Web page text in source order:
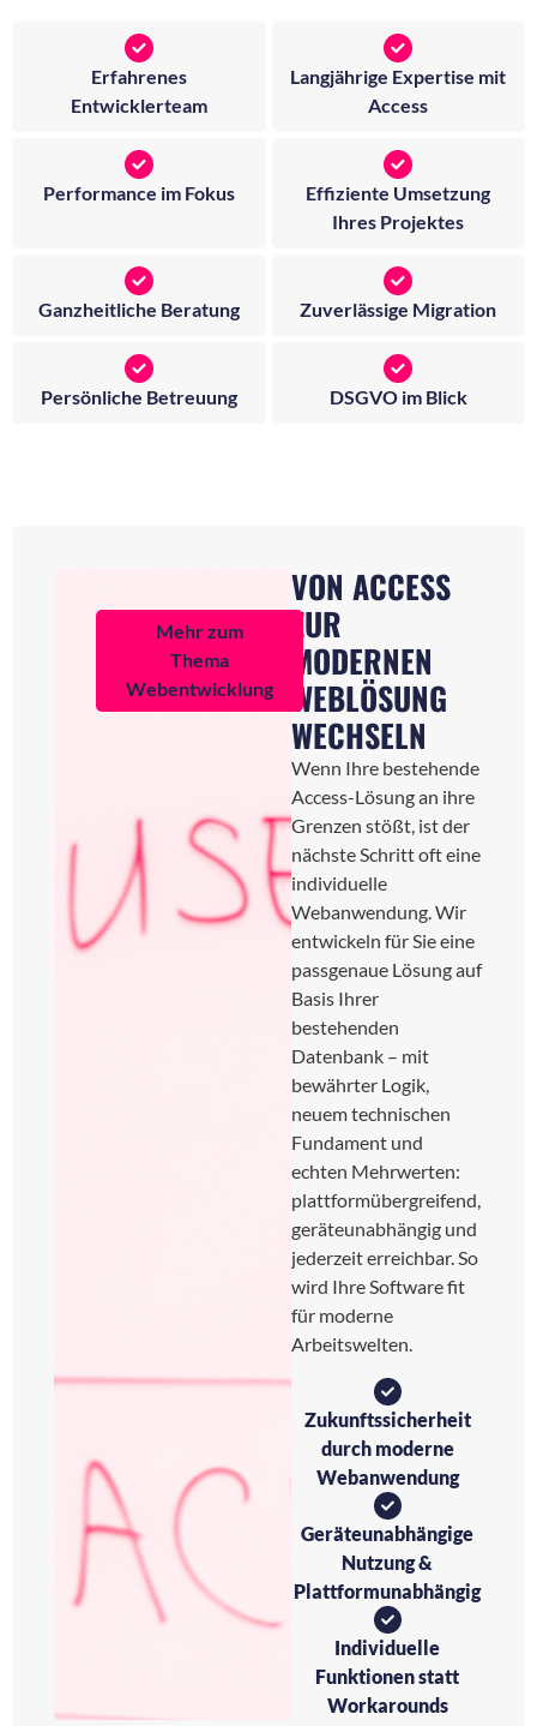
Erfahrenes
Entwicklerteam
Langjährige Expertise mit
Access
Performance im Fokus
Effiziente Umsetzung
Ihres Projektes
Ganzheitliche Beratung Zuverlässige Migration
Persönliche Betreuung DSGVO im Blick
VON ACCESS
ZUR
MODERNEN
WEBLÖSUNG
WECHSELN
Wenn Ihre bestehende
Access-Lösung an ihre
Grenzen stößt, ist der
nächste Schritt oft eine
individuelle
Webanwendung. Wir
entwickeln für Sie eine
passgenaue Lösung auf
Basis Ihrer
bestehenden
Datenbank – mit
bewährter Logik,
neuem technischen
Fundament und
echten Mehrwerten:
plattformübergreifend,
geräteunabhängig und
jederzeit erreichbar. So
wird Ihre Software fit
für moderne
Arbeitswelten.
Zukunftssicherheit
durch moderne
Webanwendung
Geräteunabhängige
Nutzung &
Plattformunabhängig
Individuelle
Funktionen statt
Workarounds
Mehr zum
Thema
Webentwicklung